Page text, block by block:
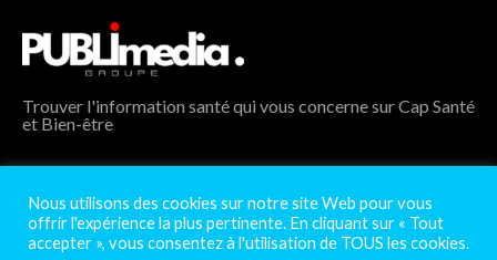
Trouver l'information santé qui vous concerne sur Cap Santé
et Bien-être
Gestion des services|Mentions légales
Nous utilisons des cookies sur notre site Web pour vous
offrir l'expérience la plus pertinente. En cliquant sur « Tout
accepter », vous consentez à l'utilisation de TOUS les cookies.